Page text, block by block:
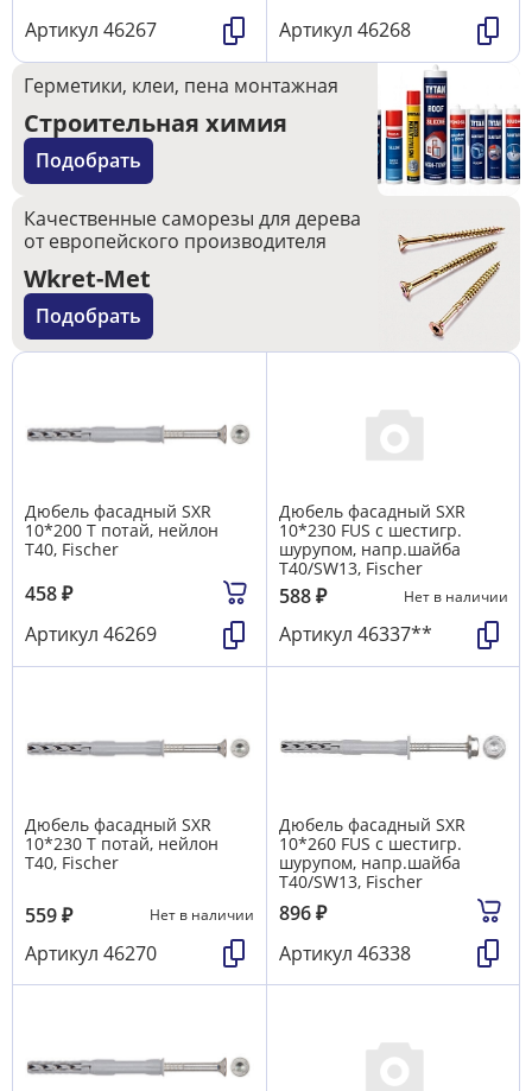
Артикул 46267
Артикул 46268
Герметики, клеи, пена монтажная
Строительная химия
Подобрать
Качественные саморезы для дерева
от европейского производителя
Wkret-Met
Подобрать
Дюбель фасадный SXR
10*200 T потай, нейлон
T40, Fischer
458₽
Артикул 46269
Дюбель фасадный SXR
10*230 FUS с шестигр.
шурупом, напр.шайба
T40/SW13, Fischer
588₽ Нет в наличии
Артикул 46337**
Дюбель фасадный SXR
10*230 T потай, нейлон
T40, Fischer
559₽ Нет в наличии
Артикул 46270
Дюбель фасадный SXR
10*260 FUS с шестигр.
шурупом, напр.шайба
T40/SW13, Fischer
896₽
Артикул 46338